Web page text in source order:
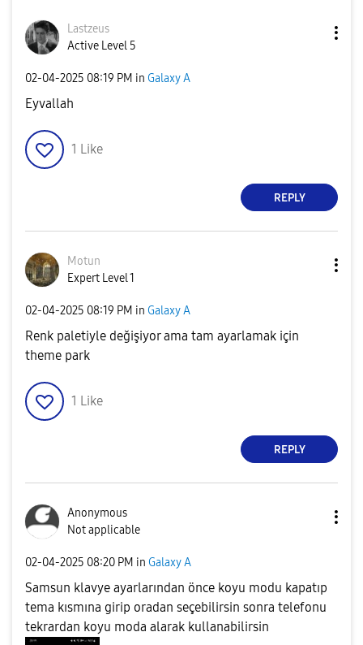
Lastzeus
Active Level 5
‎02-04-2025 08:19 PM in Galaxy A
Eyvallah
1 Like
REPLY
Motun
Expert Level 1
‎02-04-2025 08:19 PM in Galaxy A
Renk paletiyle değişiyor ama tam ayarlamak için
theme park
1 Like
REPLY
Anonymous
Not applicable
‎02-04-2025 08:20 PM in Galaxy A
Samsun klavye ayarlarından önce koyu modu kapatıp
tema kısmına girip oradan seçebilirsin sonra telefonu
tekrardan koyu moda alarak kullanabilirsin